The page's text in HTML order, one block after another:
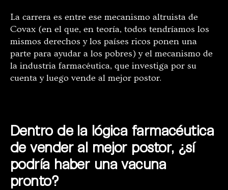
La carrera es entre ese mecanismo altruista de
Covax (en el que, en teoría, todos tendríamos los
mismos derechos y los países ricos ponen una
parte para ayudar a los pobres) y el mecanismo de
la industria farmacéutica, que investiga por su
cuenta y luego vende al mejor postor.
Dentro de la lógica farmacéutica
de vender al mejor postor, ¿sí
podría haber una vacuna
pronto?